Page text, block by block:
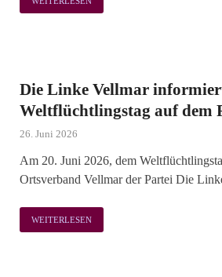
Die Linke Vellmar
Weltflüchtlingstag auf dem
26. Juni 2026
Am 20. Juni 2026, dem
Ortsverband Vellmar der Partei Die
WEITERLESEN